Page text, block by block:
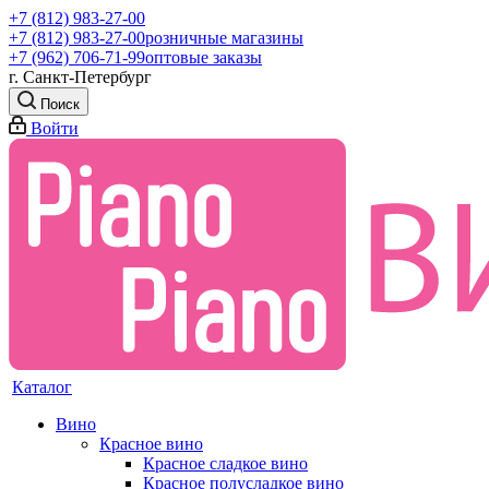
+7 (812) 983-27-00
+7 (812) 983-27-00розничные магазины
+7 (962) 706-71-99оптовые заказы
г. Санкт-Петербург
Поиск
Войти
Каталог
Вино
Красное вино
Красное сладкое вино
Красное полусладкое вино